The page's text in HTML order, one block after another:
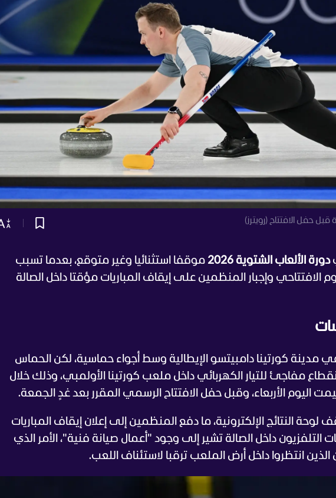
حفل الافتتاح (رويترز)
دورة الألعاب الشتوية 2026
موقفا استثنائيا وغير متوقع، بعدما تسبب
وإجبار المنظمين على إيقاف المباريات مؤقتا داخل الصالة
مدينة كورتينا دامبيتسو الإيطالية وسط أجواء حماسية، لكن الحماس
مفاجئ للتيار الكهربائي داخل ملعب كورتينا الأولمبي، وذلك خلال
اليوم الأربعاء، وقبل حفل الافتتاح الرسمي المقرر بعد غدٍ الجمعة.
النتائج الإلكترونية، ما دفع المنظمين إلى إعلان إيقاف المباريات
داخل الصالة تشير إلى وجود "أعمال صيانة فنية"، الأمر الذي
الذين انتظروا داخل أرض الملعب ترقبا لاستئناف اللعب.